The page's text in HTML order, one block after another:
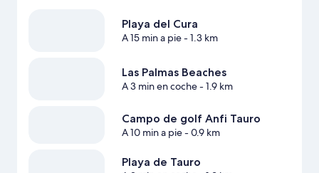
Playa del Cura
A 15 min a pie- 1.3 km
Las Palmas Beaches
A 3 min en coche- 1.9 km
Campo de golf Anfi Tauro
A 10 min a pie- 0.9 km
Playa de Tauro